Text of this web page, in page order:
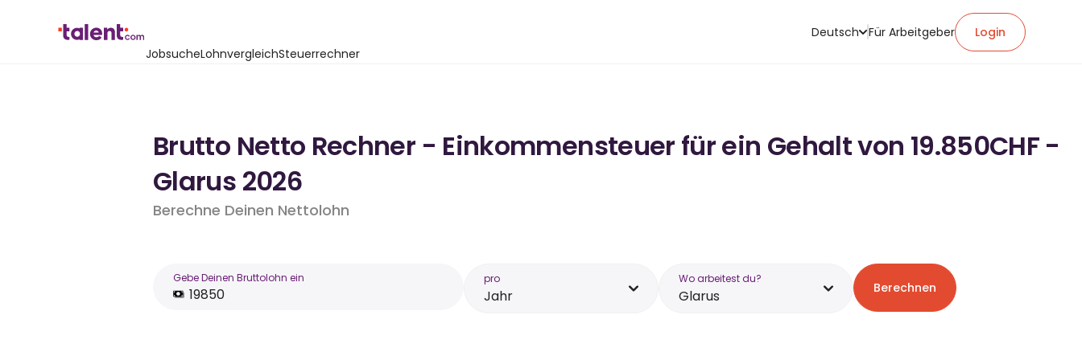
JobsucheLohnvergleichSteuerrechner
Deutsch Für Arbeitgeber Login
Brutto Netto Rechner - Einkommensteuer für ein Gehalt von 19.850CHF -
Glarus 2026
Berechne Deinen Nettolohn
Gebe Deinen Bruttolohn ein pro
Jahr
Wo arbeitest du?
Glarus Berechnen